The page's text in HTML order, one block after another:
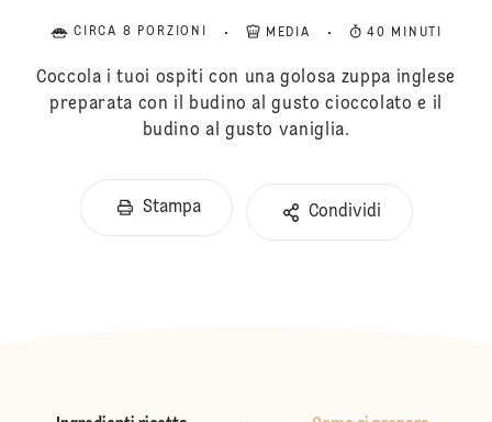
CIRCA 8 PORZIONI MEDIA 40 MINUTI
Coccola i tuoi ospiti con una golosa zuppa inglese
preparata con il budino al gusto cioccolato e il
budino al gusto vaniglia.
Stampa Condividi